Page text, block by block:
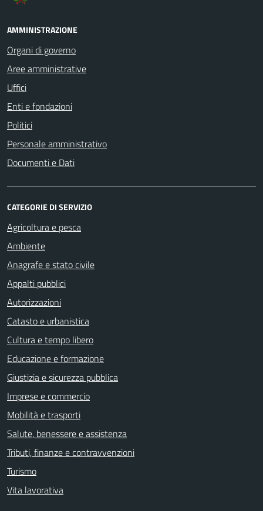
AMMINISTRAZIONE
Organi di governo
Aree amministrative
Uffici
Enti e fondazioni
Politici
Personale amministrativo
Documenti e Dati
CATEGORIE DI SERVIZIO
Agricoltura e pesca
Ambiente
Anagrafe e stato civile
Appalti pubblici
Autorizzazioni
Catasto e urbanistica
Cultura e tempo libero
Educazione e formazione
Giustizia e sicurezza pubblica
Imprese e commercio
Mobilità e trasporti
Salute, benessere e assistenza
Tributi, finanze e contravvenzioni
Turismo
Vita lavorativa